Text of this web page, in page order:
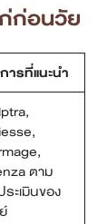
ก่อนวัย
ารที่แนะนำ
ตาม
ะเมินของ